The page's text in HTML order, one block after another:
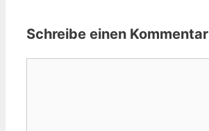
Schreibe einen Kommentar